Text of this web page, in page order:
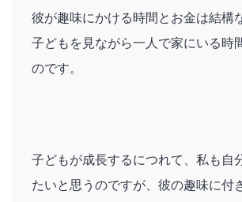
彼が趣味にかける時間とお金は結構
子どもを見ながら一人で家にいる時
のです。
子どもが成長するにつれて、私も自
たいと思うのですが、彼の趣味に付